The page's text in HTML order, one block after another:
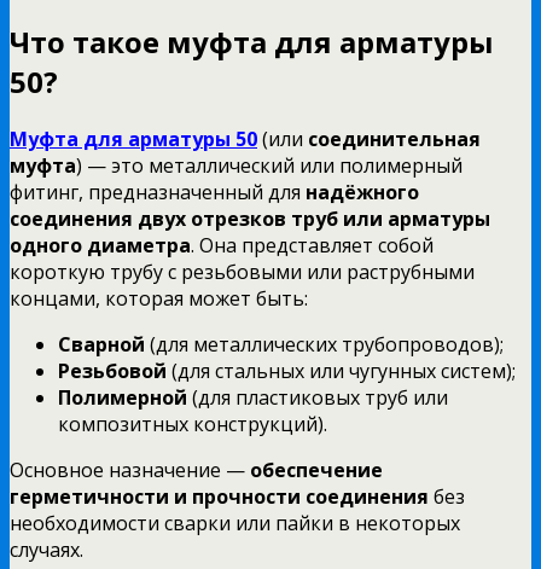
Что такое муфта для арматуры
50?
Муфта для арматуры 50(или соединительная
муфта) — это металлический или полимерный
фитинг, предназначенный для надёжного
соединения двух отрезков труб или арматуры
одного диаметра. Она представляет собой
короткую трубу с резьбовыми или раструбными
концами, которая может быть:
Сварной (для металлических трубопроводов);
Резьбовой (для стальных или чугунных систем);
Полимерной (для пластиковых труб или
композитных конструкций).
Основное назначение — обеспечение
герметичности и прочности соединения без
необходимости сварки или пайки в некоторых
случаях.